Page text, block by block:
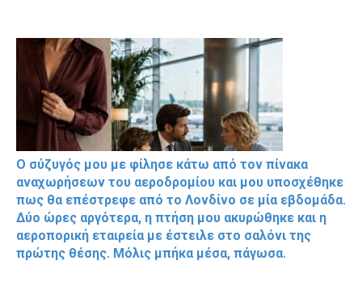
Ο σύζυγός μου με φίλησε κάτω από τον πίνακα
αναχωρήσεων του αεροδρομίου και μου υποσχέθηκε
πως θα επέστρεφε από το Λονδίνο σε μία εβδομάδα.
Δύο ώρες αργότερα, η πτήση μου ακυρώθηκε και η
αεροπορική εταιρεία με έστειλε στο σαλόνι της
πρώτης θέσης. Μόλις μπήκα μέσα, πάγωσα.